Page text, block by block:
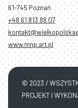
61-745 Poznań
+48 61 813 88 07
www.mnp.art.pl
© 2023 /
PROJEKT I